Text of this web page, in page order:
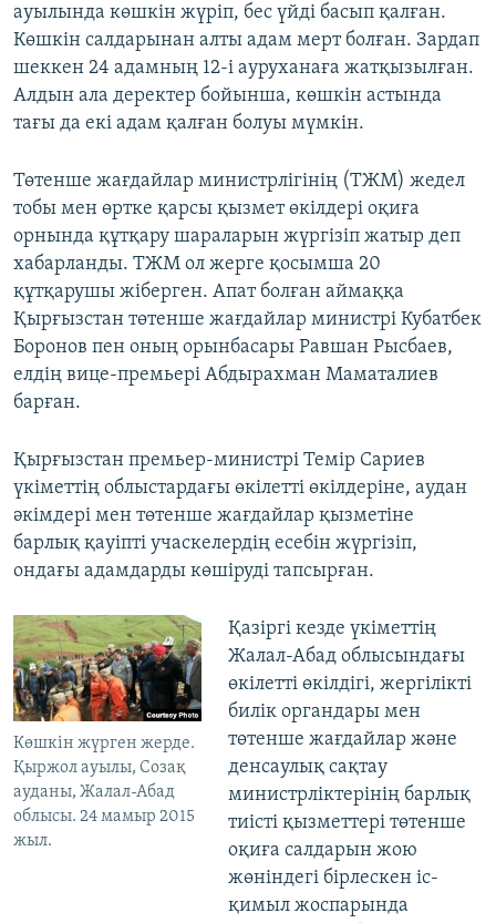
ауылында көшкін жүріп, бес үйді басып қалған.
Көшкін салдарынан алты адам мерт болған. Зардап
шеккен 24 адамның 12-і ауруханаға жатқызылған.
Алдын ала деректер бойынша, көшкін астында
тағы да екі адам қалған болуы мүмкін.
Төтенше жағдайлар министрлігінің (ТЖМ) жедел
тобы мен өртке қарсы қызмет өкілдері оқиға
орнында құтқару шараларын жүргізіп жатыр деп
хабарланды. ТЖМ ол жерге қосымша 20
құтқарушы жіберген. Апат болған аймаққа
Қырғызстан төтенше жағдайлар министрі Кубатбек
Боронов пен оның орынбасары Равшан Рысбаев,
елдің вице-премьері Абдырахман Маматалиев
барған.
Қырғызстан премьер-министрі Темір Сариев
үкіметтің облыстардағы өкілетті өкілдеріне, аудан
әкімдері мен төтенше жағдайлар қызметіне
барлық қауіпті учаскелердің есебін жүргізіп,
ондағы адамдарды көшіруді тапсырған.
Көшкін жүрген жерде.
Қыржол ауылы, Созақ
ауданы, Жалал-Абад
облысы. 24 мамыр 2015
жыл.
Қазіргі кезде үкіметтің
Жалал-Абад облысындағы
өкілетті өкілдігі, жергілікті
билік органдары мен
төтенше жағдайлар және
денсаулық сақтау
министрліктерінің барлық
тиісті қызметтері төтенше
оқиға салдарын жою
жөніндегі бірлескен іс-
қимыл жоспарында